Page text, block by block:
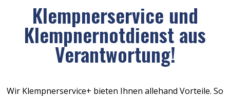
Klempnerservice und
Klempnernotdienst aus
Verantwortung!
Wir Klempnerservice+ bieten Ihnen allehand Vorteile. So